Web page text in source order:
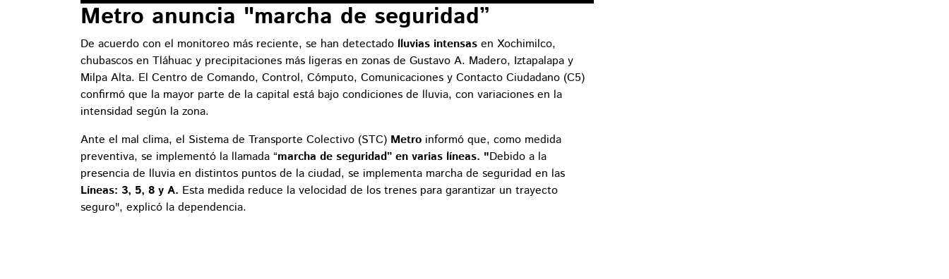
Metro anuncia "marcha de seguridad”
De acuerdo con el monitoreo más reciente, se han detectado lluvias intensas en Xochimilco,
chubascos en Tláhuac y precipitaciones más ligeras en zonas de Gustavo A. Madero, Iztapalapa y
Milpa Alta. El Centro de Comando, Control, Cómputo, Comunicaciones y Contacto Ciudadano (C5)
confirmó que la mayor parte de la capital está bajo condiciones de lluvia, con variaciones en la
intensidad según la zona.
Ante el mal clima, el Sistema de Transporte Colectivo (STC) Metro informó que, como medida
preventiva, se implementó la llamada “marcha de seguridad” en varias líneas. "Debido a la
presencia de lluvia en distintos puntos de la ciudad, se implementa marcha de seguridad en las
Líneas: 3, 5, 8 y A. Esta medida reduce la velocidad de los trenes para garantizar un trayecto
seguro", explicó la dependencia.